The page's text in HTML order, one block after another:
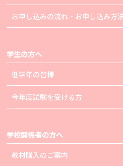
お申し込みの流れ・お申し込み方
学生の方へ
低学年の皆様
今年度試験を受ける方
学校関係者の方へ
教材購入のご案内